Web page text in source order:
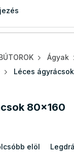
Ágyak
Léces
80x160
elöl